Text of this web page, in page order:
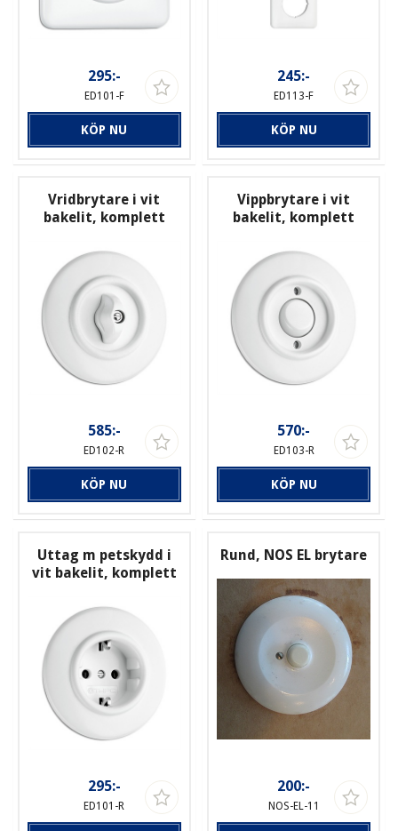
295:-
ED101-F
KÖP NU
245:-
ED113-F
KÖP NU
Vridbrytare i vit
bakelit, komplett
585:-
ED102-R
KÖP NU
Vippbrytare i vit
bakelit, komplett
570:-
ED103-R
KÖP NU
Uttag m petskydd i
vit bakelit, komplett
295:-
ED101-R
Rund, NOS EL brytare
200:-
NOS-EL-11